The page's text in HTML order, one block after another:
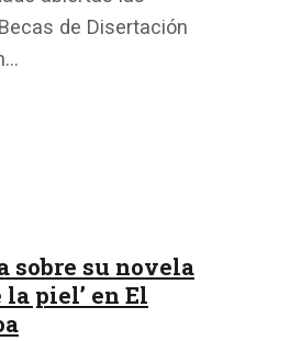
de Disertación
sobre su novela
piel’ en El